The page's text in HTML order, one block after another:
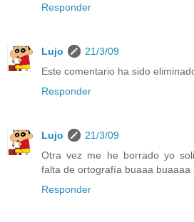
Responder
Lujo
21/3/09
Este comentario ha sido
Responder
Lujo
21/3/09
Otra vez me he borrado yo
falta de ortografía buaaa buaaaa
Responder